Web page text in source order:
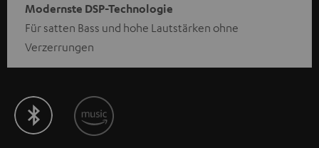
Modernste DSP-Technologie
Für satten Bass und hohe Lautstärken ohne
Verzerrungen